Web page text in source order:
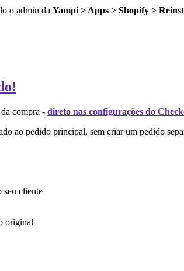
o admin da Yampi > Apps > Shopify >
compra - direto nas configurações do
ao pedido principal, sem criar um pedido
seu cliente
original